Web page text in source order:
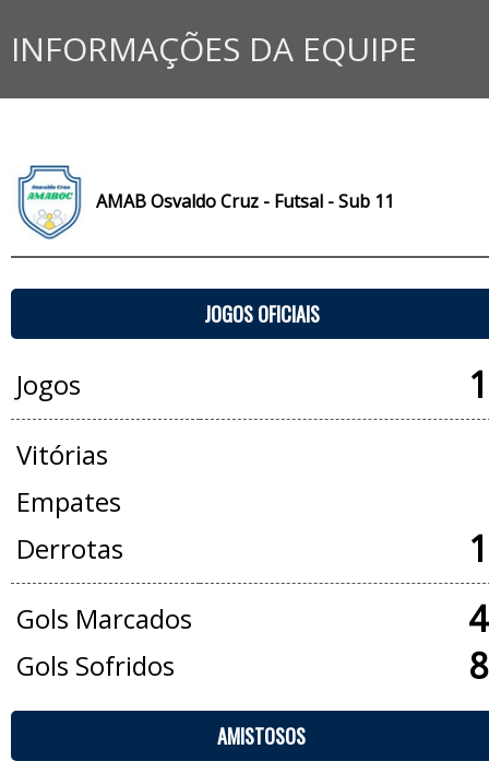
INFORMAÇÕES DA EQUIPE
AMAB Osvaldo Cruz - Futsal - Sub 11
JOGOS OFICIAIS
Jogos
Vitórias
Empates
Derrotas
Gols Marcados
Gols Sofridos
AMISTOSOS